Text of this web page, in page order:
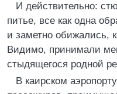
И действительно:
питье, все как одна
и заметно обижались,
Видимо, принимали
стыдящегося родной
В каирском